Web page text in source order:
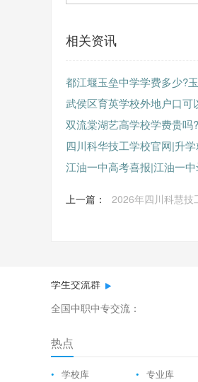
相关资讯
都江堰玉垒中学学费多少?
武侯区育英学校外地户口可
双流棠湖艺高学校学费贵吗
四川科华技工学校官网|升
江油一中高考喜报|江油一
上一篇： 2026年四川科慧技
学生交流群
全国中职中专交流：
热点
• 学校库 • 专业库